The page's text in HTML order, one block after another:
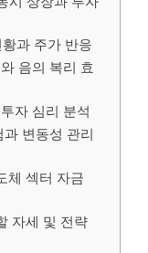
과 주가 반응
음의 복리 효
자 심리 분석
변동성 관리
체 섹터 자금
자세 및 전략